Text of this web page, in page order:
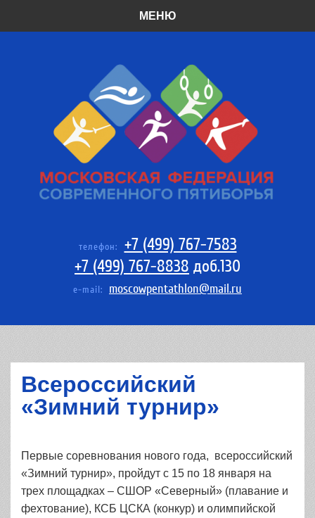
МЕНЮ
телефон:
+7 (499) 767-7583
+7 (499) 767-8838 доб.130
e-mail: moscowpentathlon@mail.ru
Всероссийский
«Зимний турнир»
Первые соревнования нового года, всероссийский
«Зимний турнир», пройдут с 15 по 18 января на
трех площадках – СШОР «Северный» (плавание и
фехтование), КСБ ЦСКА (конкур) и олимпийской